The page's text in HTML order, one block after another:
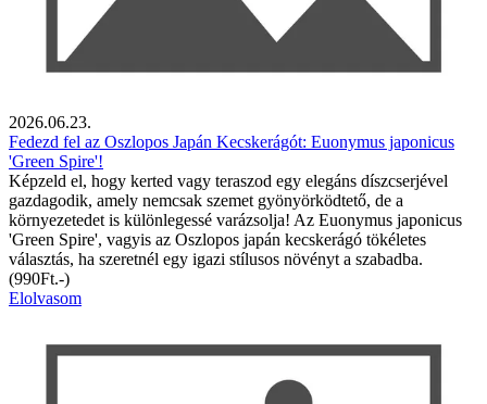
2026.06.23.
Fedezd fel az Oszlopos Japán Kecskerágót: Euonymus japonicus
'Green Spire'!
Képzeld el, hogy kerted vagy teraszod egy elegáns díszcserjével
gazdagodik, amely nemcsak szemet gyönyörködtető, de a
környezetedet is különlegessé varázsolja! Az Euonymus japonicus
'Green Spire', vagyis az Oszlopos japán kecskerágó tökéletes
választás, ha szeretnél egy igazi stílusos növényt a szabadba.
(990Ft.-)
Elolvasom